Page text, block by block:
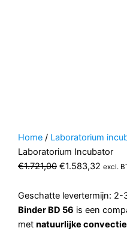
Home / Laboratorium
Laboratorium Incubator
€1.721,00 Oorspronkelijke
was:
€1.721,00.
€1.583,32
is:
excl.
Geschatte levertermijn: 2-
Binder BD 56 is een
met natuurlijke convectie